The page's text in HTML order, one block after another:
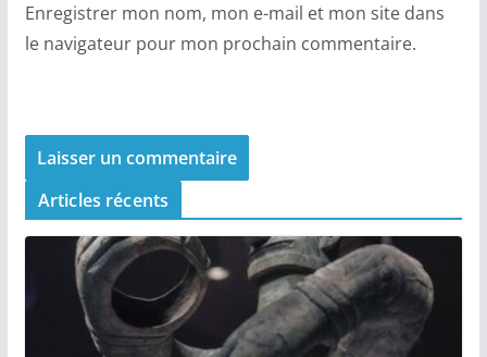
Enregistrer mon nom, mon e-mail et mon site dans
le navigateur pour mon prochain commentaire.
Articles récents